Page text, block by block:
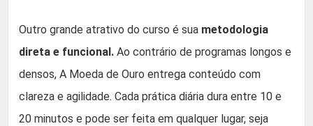
Outro grande atrativo do curso é sua metodologia
direta e funcional. Ao contrário de programas longos e
densos, A Moeda de Ouro entrega conteúdo com
clareza e agilidade. Cada prática diária dura entre 10 e
20 minutos e pode ser feita em qualquer lugar, seja